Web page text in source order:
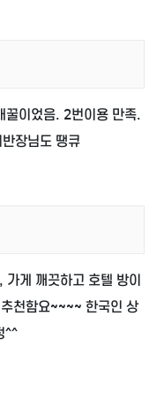
꿀이었음. 2번이용 만족.
장님도 땡큐
가게 깨끗하고 호텔 방이
천함요~~~~ 한국인 상
^^